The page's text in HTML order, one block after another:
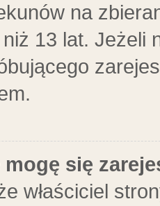
na
13 lat. Jeżeli
mogę się
właściciel